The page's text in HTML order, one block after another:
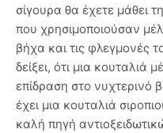
σίγουρα θα έχετε μάθει
που χρησιμοποιούσαν
βήχα και τις φλεγμονές
δείξει, ότι μια κουταλιά
επίδραση στο νυχτερινό
έχει μια κουταλιά
καλή πηγή